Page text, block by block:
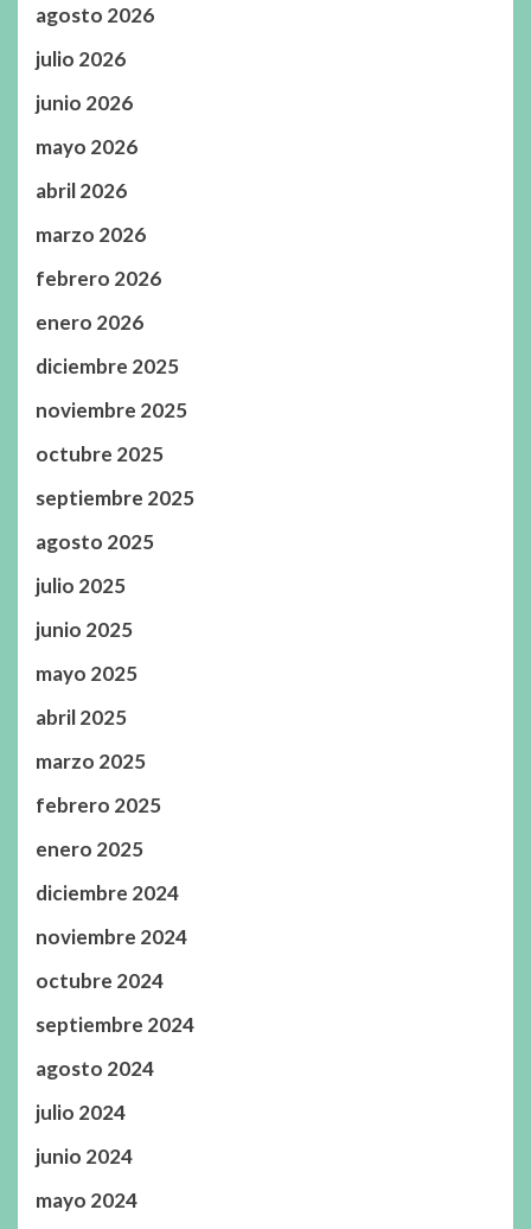
agosto 2026
julio 2026
junio 2026
mayo 2026
abril 2026
marzo 2026
febrero 2026
enero 2026
diciembre 2025
noviembre 2025
octubre 2025
septiembre 2025
agosto 2025
julio 2025
junio 2025
mayo 2025
abril 2025
marzo 2025
febrero 2025
enero 2025
diciembre 2024
noviembre 2024
octubre 2024
septiembre 2024
agosto 2024
julio 2024
junio 2024
mayo 2024